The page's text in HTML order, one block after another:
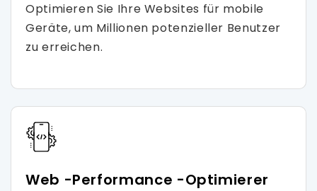
Optimieren Sie Ihre Websites für mobile
Geräte, um Millionen potenzieller Benutzer
zu erreichen.
Web -Performance -Optimierer